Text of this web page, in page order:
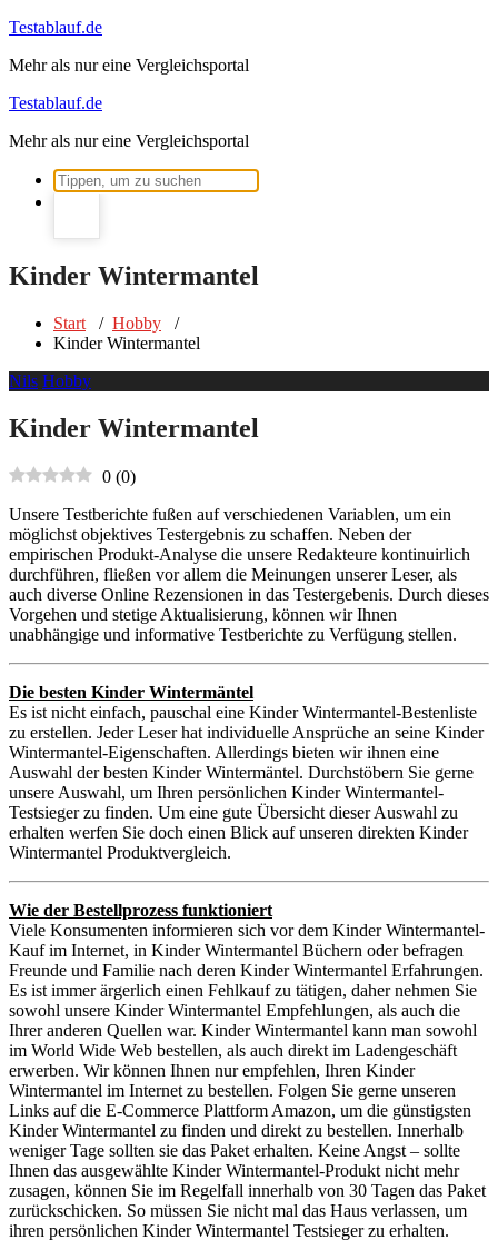
Zum
springen
Testablauf.de
Mehr als nur eine Vergleichsportal
Testablauf.de
Mehr als nur eine Vergleichsportal
Suchen
nach:
Kinder Wintermantel
Start / Hobby /
Kinder Wintermantel
Nils Hobby
Kinder Wintermantel
0 (0)
Unsere Testberichte fußen auf verschiedenen Variablen, um ein
möglichst objektives Testergebnis zu schaffen. Neben der
empirischen Produkt-Analyse die unsere Redakteure kontinuirlich
durchführen, fließen vor allem die Meinungen unserer Leser, als
auch diverse Online Rezensionen in das Testergebenis. Durch dieses
Vorgehen und stetige Aktualisierung, können wir Ihnen
unabhängige und informative Testberichte zu Verfügung stellen.
Die besten Kinder Wintermäntel
Es ist nicht einfach, pauschal eine Kinder Wintermantel-Bestenliste
zu erstellen. Jeder Leser hat individuelle Ansprüche an seine Kinder
Wintermantel-Eigenschaften. Allerdings bieten wir ihnen eine
Auswahl der besten Kinder Wintermäntel. Durchstöbern Sie gerne
unsere Auswahl, um Ihren persönlichen Kinder Wintermantel-
Testsieger zu finden. Um eine gute Übersicht dieser Auswahl zu
erhalten werfen Sie doch einen Blick auf unseren direkten Kinder
Wintermantel Produktvergleich.
Wie der Bestellprozess funktioniert
Viele Konsumenten informieren sich vor dem Kinder Wintermantel-
Kauf im Internet, in Kinder Wintermantel Büchern oder befragen
Freunde und Familie nach deren Kinder Wintermantel Erfahrungen.
Es ist immer ärgerlich einen Fehlkauf zu tätigen, daher nehmen Sie
sowohl unsere Kinder Wintermantel Empfehlungen, als auch die
Ihrer anderen Quellen war. Kinder Wintermantel kann man sowohl
im World Wide Web bestellen, als auch direkt im Ladengeschäft
erwerben. Wir können Ihnen nur empfehlen, Ihren Kinder
Wintermantel im Internet zu bestellen. Folgen Sie gerne unseren
Links auf die E-Commerce Plattform Amazon, um die günstigsten
Kinder Wintermantel zu finden und direkt zu bestellen. Innerhalb
weniger Tage sollten sie das Paket erhalten. Keine Angst – sollte
Ihnen das ausgewählte Kinder Wintermantel-Produkt nicht mehr
zusagen, können Sie im Regelfall innerhalb von 30 Tagen das Paket
zurückschicken. So müssen Sie nicht mal das Haus verlassen, um
ihren persönlichen Kinder Wintermantel Testsieger zu erhalten.